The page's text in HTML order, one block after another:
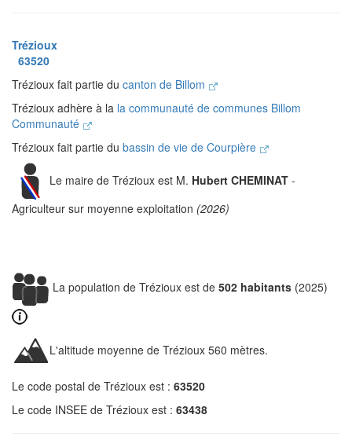
Trézioux
63520
Trézioux fait partie du canton de Billom
Trézioux adhère à la la communauté de communes Billom
Communauté
Trézioux fait partie du bassin de vie de Courpière
Le maire de Trézioux est M. Hubert CHEMINAT -
Agriculteur sur moyenne exploitation (2026)
La population de Trézioux est de 502 habitants (2025)
L'altitude moyenne de Trézioux 560 mètres.
Le code postal de Trézioux est : 63520
Le code INSEE de Trézioux est : 63438